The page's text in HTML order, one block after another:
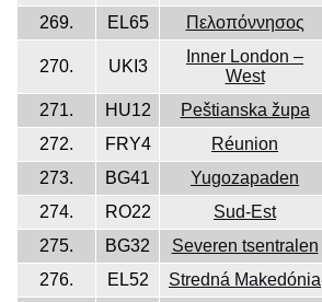
269.
EL65 Πελοπόννησος
270. UKI3
Inner London –
West
271. HU12 Peštianska župa
272.
FRY4 Réunion
273.
BG41 Yugozapaden
274.
RO22 Sud-Est
275.
BG32 Severen tsentralen
276.
EL52 Stredná Makedónia